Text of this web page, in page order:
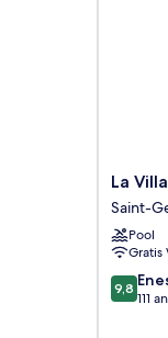
La
Villa
Saint
Germain
des
Prés
Saint-
La
Saint-
Pool
Gratis
9.8
ud
9,8
111